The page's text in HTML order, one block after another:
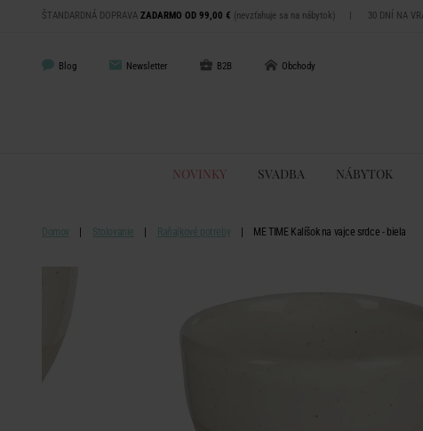
ŠTANDARDNÁ DOPRAVA ZADARMO OD 99,00 € (nevzťahuje sa na nábytok) | 30 DNÍ NA
Blog Newsletter B2B Obchody
NOVINKY SVADBA NÁBYTOK
Domov Stolovanie Raňajkové potreby ME TIME Kalíšok na vajce srdce - biela